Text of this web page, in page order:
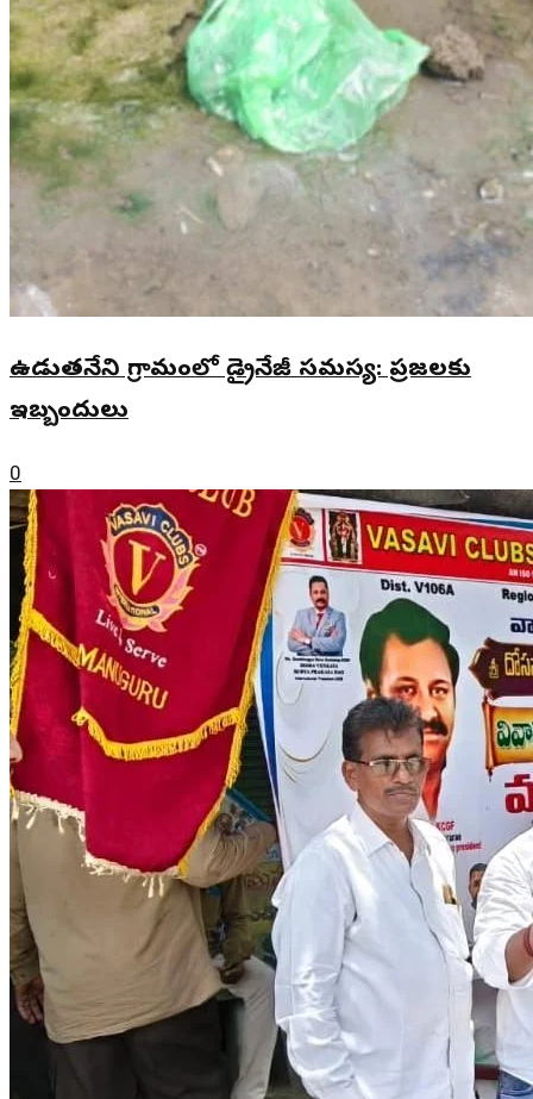
ఉడుతనేని గ్రామంలో డ్రైనేజీ సమస్య: ప్రజలకు
ఇబ్బందులు
0